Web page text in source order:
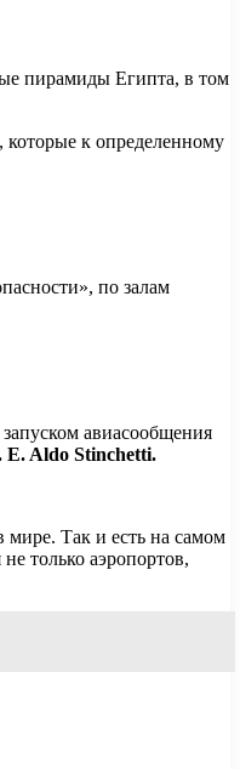
пирамиды Египта, в том
к определенному
по залам
авиасообщения
E. Aldo Stinchetti.
мире. Так и есть на самом
только аэропортов,